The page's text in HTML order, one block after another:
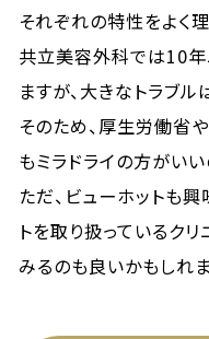
それぞれの特性をよく理
共立美容外科では10年
ますが、大きなトラブル
そのため、厚生労働省
もミラドライの方がい
ただ、ビューホットも
トを取り扱っているク
みるのも良いかもしれ